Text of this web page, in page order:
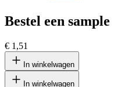
Bestel een sample
€ 1,51
In winkelwagen
In winkelwagen